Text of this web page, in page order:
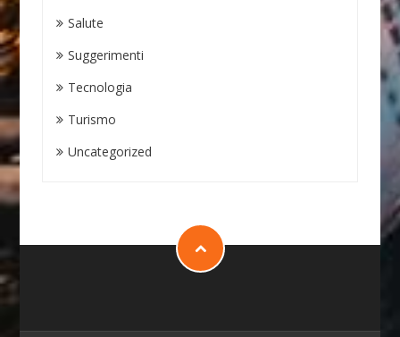
Salute
Suggerimenti
Tecnologia
Turismo
Uncategorized